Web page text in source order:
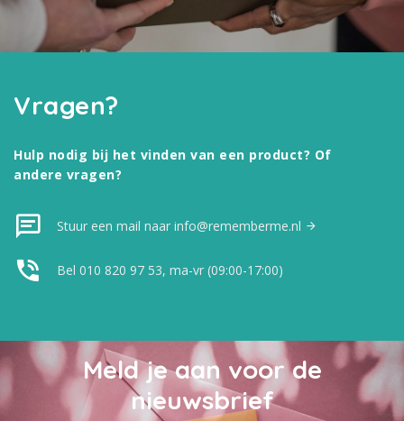
Vragen?
Hulp nodig bij het vinden van een product? Of
andere vragen?
Stuur een mail naar info@rememberme.nl
Bel 010 820 97 53, ma-vr (09:00-17:00)
Meld je aan voor de
nieuwsbrief